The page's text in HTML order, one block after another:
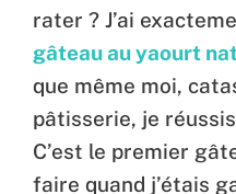
rater ? J’ai
gâteau au yaourt
que même moi,
pâtisserie, je
C’est le premier
faire quand j’étais